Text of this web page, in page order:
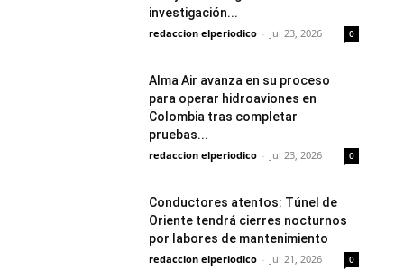
investigación...
redaccion elperiodico - Jul 23, 2026 0
Alma Air avanza en su proceso
para operar hidroaviones en
Colombia tras completar
pruebas...
redaccion elperiodico - Jul 23, 2026 0
Conductores atentos: Túnel de
Oriente tendrá cierres nocturnos
por labores de mantenimiento
redaccion elperiodico - Jul 21, 2026 0